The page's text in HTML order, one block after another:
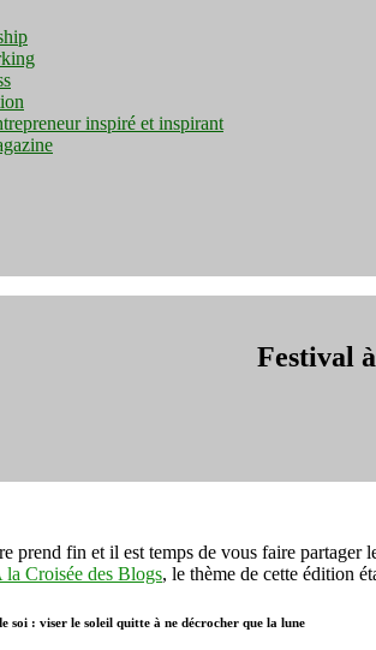
inspiré et inspirant
Festival
prend fin et il est temps de vous faire partager
Croisée des Blogs, le thème de cette édition
soi : viser le soleil quitte à ne décrocher que la lune